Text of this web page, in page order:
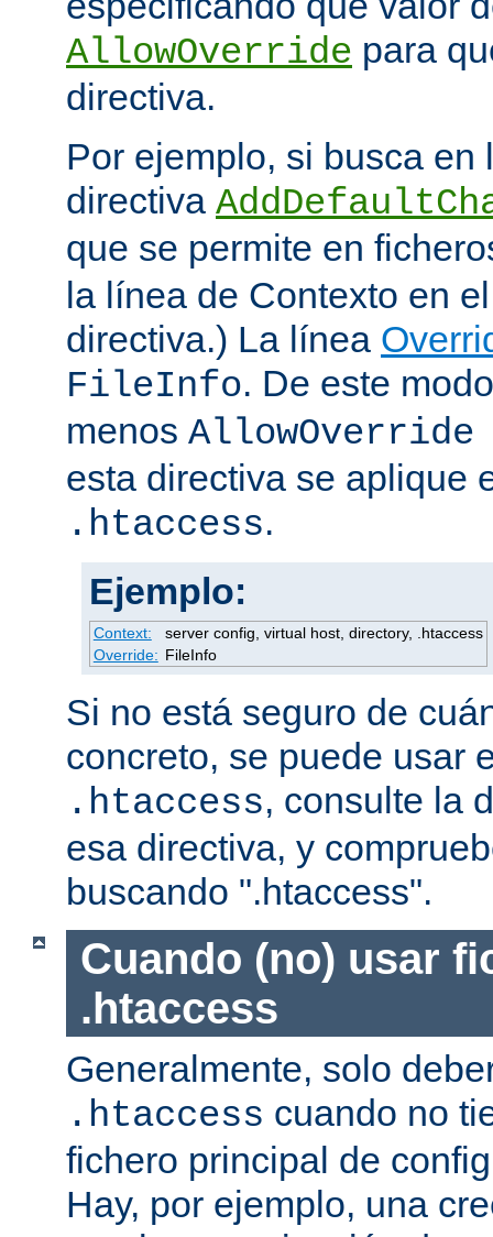
AllowOverride para
directiva.
Por ejemplo, si busca en
directiva
que se permite en
la línea de Contexto en
directiva.) La línea
FileInfo. De este
menos
esta directiva se aplique
.htaccess.
Ejemplo:
Context:
server config, virtual host, directory, .htaccess
Override: FileInfo
Si no está seguro de
concreto, se puede usar
.htaccess, consulte la
esa directiva, y
buscando ".htaccess".
Cuando (no) usar
.htaccess
Generalmente, solo
.htaccess cuando no
fichero principal de
Hay, por ejemplo, una